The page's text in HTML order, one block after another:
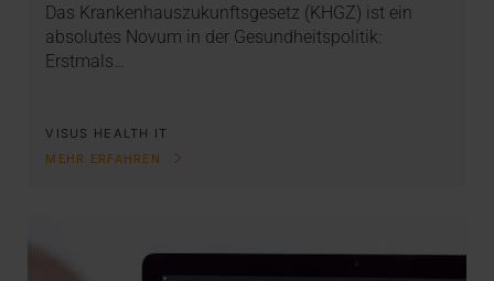
Das Krankenhauszukunftsgesetz (KHGZ) ist ein
absolutes Novum in der Gesundheitspolitik:
Erstmals…
VISUS HEALTH IT
MEHR ERFAHREN